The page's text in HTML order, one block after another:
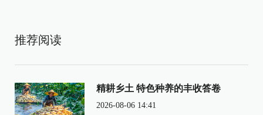
推荐阅读
精耕乡土 特色种养的丰收答卷
2026-08-06 14:41